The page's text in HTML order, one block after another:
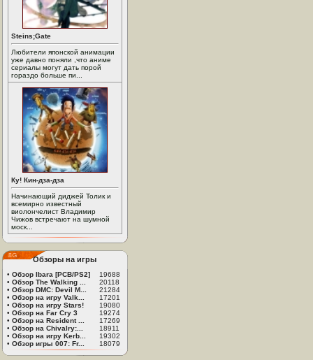
Steins;Gate
Любители японской анимации
уже давно поняли ,что аниме
сериалы могут дать порой
гораздо больше пи...
Ку! Кин-дза-дза
Начинающий диджей Толик и
всемирно известный
виолончелист Владимир
Чижов встречают на шумной
моск...
Обзоры на игры
• Обзор Ibara [PCB/PS2]
19688
• Обзор The Walking ...
20118
• Обзор DMC: Devil M...
21284
• Обзор на игру Valk...
17201
• Обзор на игру Stars!
19080
• Обзор на Far Cry 3
19274
• Обзор на Resident ...
17269
• Обзор на Chivalry:...
18911
• Обзор на игру Kerb...
19302
• Обзор игры 007: Fr... 18079